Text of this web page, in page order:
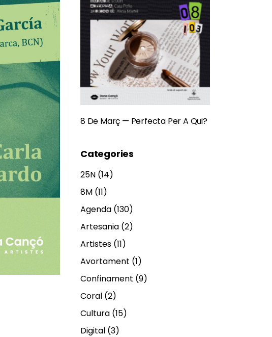
8 De Març — Perfecta Per A Qui?
Categories
25N (14)
8M (11)
Agenda (130)
Artesania (2)
Artistes (11)
Avortament (1)
Confinament (9)
Coral (2)
Cultura (15)
Digital (3)